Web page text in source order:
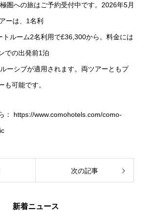
圏への旅はご予約受付中です。2026年5月
ーは、1名利
トルーム2名利用で£36,300から。料金には
での出発前1泊
ーシブが適用されます。両ツアーともプ
も可能です。
： https://www.comohotels.com/como-
次の記事
新着ニュース